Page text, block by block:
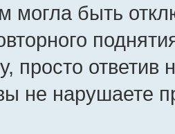
могла быть
просто ответив
не нарушаете